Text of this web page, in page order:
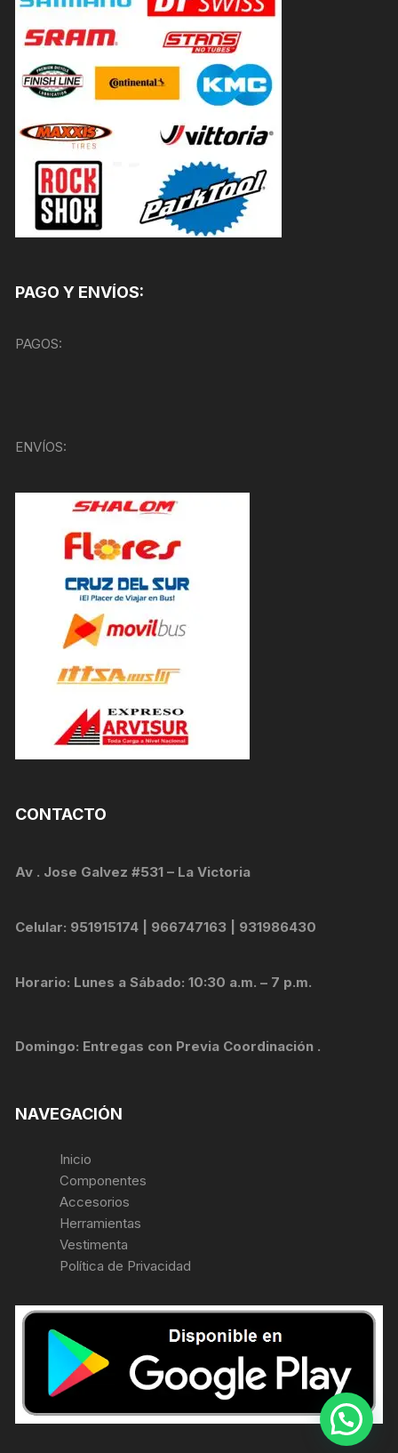
PAGO Y ENVÍOS:
PAGOS:
ENVÍOS:
CONTACTO
Av . Jose Galvez #531 – La Victoria
Celular: 951915174 | 966747163 | 931986430
Horario: Lunes a Sábado: 10:30 a.m. – 7 p.m.
Domingo: Entregas con Previa Coordinación .
NAVEGACIÓN
Inicio
Componentes
Accesorios
Herramientas
Vestimenta
Política de Privacidad